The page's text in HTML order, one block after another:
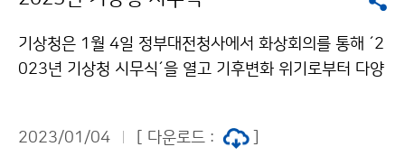
기상청은 1월 4일 정부대전청사에서 화상회의를 통해 ´2
023년 기상청 시무식´을 열고 기후변화 위기로부터 다양
다짐하였다.
2023/01/04 [ 다운로드 :